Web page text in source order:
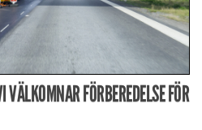
FÖRBEREDELSE FÖR